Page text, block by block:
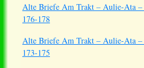
Alte Briefe Am Trakt – Aulie-Ata
176-178
Alte Briefe Am Trakt – Aulie-Ata
173-175